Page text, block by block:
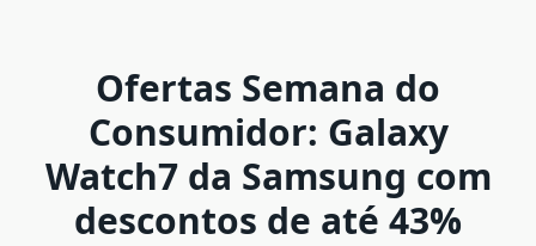
Ofertas Semana do
Consumidor: Galaxy
Watch7 da Samsung com
descontos de até 43%